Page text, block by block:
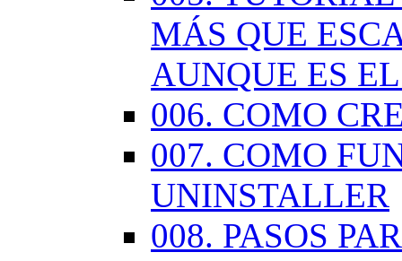
MÁS QUE
AUNQUE ES
006. COMO
007. COMO
UNINSTALLER
008. PASOS